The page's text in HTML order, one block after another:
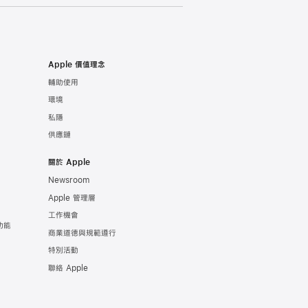
能
Apple 價值理念
輔助使用
環境
私隱
供應鏈
關於 Apple
Newsroom
Apple 管理層
工作機會
商業道德與規範遵行
特別活動
聯絡 Apple